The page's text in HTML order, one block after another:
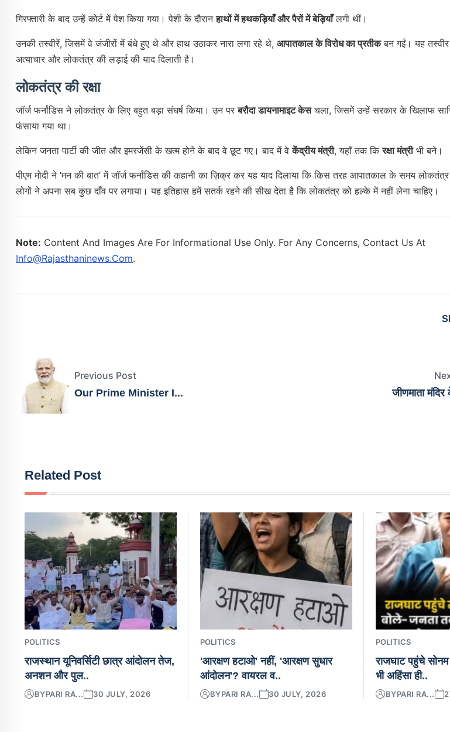
गिरफ्तारी के बाद उन्हें कोर्ट में पेश किया गया। पेशी के दौरानहाथों में हथकड़ियाँ और पैरों में बेड़ियाँलगी थीं।
उनकी तस्वीरें, जिसमें वे जंजीरों में बंधे हुए थे और हाथ उठाकर नारा लगा रहे थे, आपातकाल के विरोध का प्रतीकबन गईं। यह
अत्याचार और लोकतंत्र की लड़ाई की याद दिलाती है।
लोकतंत्र की रक्षा
जॉर्ज फर्नांडिस ने लोकतंत्र के लिए बहुत बड़ा संघर्ष किया। उन परबरौदा डायनामाइट केसचला, जिसमें उन्हें सरकार के खिलाफ
फंसाया गया था।
लेकिन जनता पार्टी की जीत और इमरजेंसी के खत्म होने के बाद वे छूट गए। बाद में वेकेंद्रीय मंत्री, यहाँ तक किरक्षा मंत्रीभी बने।
पीएम मोदी ने ‘मन की बात’ में जॉर्ज फर्नांडिस की कहानी का ज़िक्र कर यह याद दिलाया कि किस तरह आपातकाल के समय
लोगों ने अपना सब कुछ दाँव पर लगाया। यह इतिहास हमें सतर्क रहने की सीख देता है कि लोकतंत्र को हल्के में नहीं लेना चाहिए।
Note: Content And Images Are For Informational Use Only. For Any Concerns, Contact Us At
Info@rajasthaninews.com.
Previous Post
Our Prime Minister I...
जीणमाता
Related Post
POLITICS
राजस्थान यूनिवर्सिटी छात्र आंदोलन तेज,
अनशन और पुल..
BYPARI RA... 30 JULY, 2026
POLITICS
'आरक्षण हटाओ' नहीं, 'आरक्षण सुधार
आंदोलन'? वायरल व..
BYPARI RA... 30 JULY, 2026
POLITICS
राजघाट पहुंचे
भी अहिंसा ही..
BYPARI RA...